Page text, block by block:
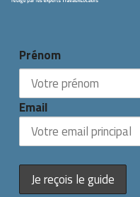
Prénom
Email